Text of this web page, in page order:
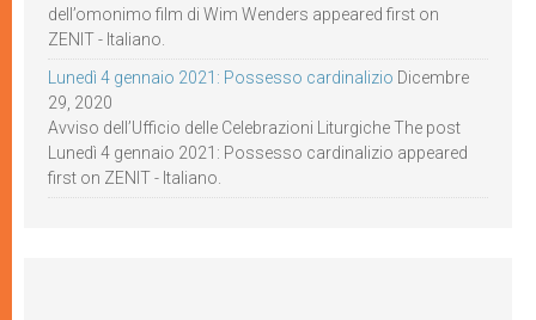
dell’omonimo film di Wim Wenders appeared first on
ZENIT - Italiano.
Lunedì 4 gennaio 2021: Possesso cardinalizio Dicembre
29, 2020
Avviso dell’Ufficio delle Celebrazioni Liturgiche The post
Lunedì 4 gennaio 2021: Possesso cardinalizio appeared
first on ZENIT - Italiano.